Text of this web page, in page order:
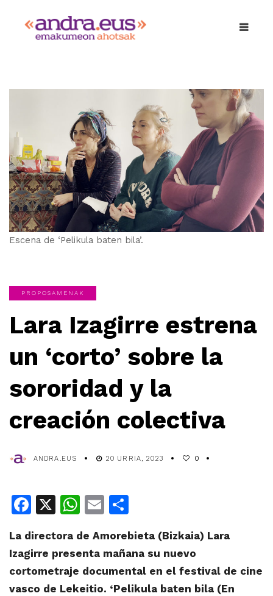
Escena de ‘Pelikula baten bila’.
PROPOSAMENAK
Lara Izagirre estrena
un ‘corto’ sobre la
sororidad y la
creación colectiva
ANDRA.EUS 20 URRIA, 2023 0
Facebook
X WhatsApp
Email
La directora de Amorebieta (Bizkaia) Lara
Izagirre presenta mañana su nuevo
cortometraje documental en el festival de cine
vasco de Lekeitio. ‘Pelikula baten bila (En